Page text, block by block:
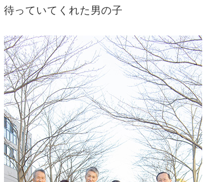
待っていてくれた男の子